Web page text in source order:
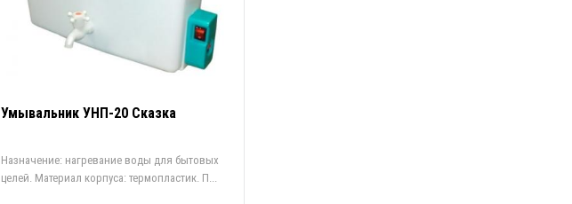
Умывальник УНП-20 Сказка
Назначение: нагревание воды для бытовых
целей. Материал корпуса: термопластик. П...